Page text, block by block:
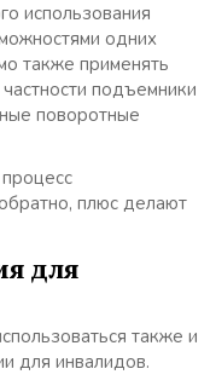
использования
одних
также применять
подъемники
поворотные
плюс делают
для
также и
для инвалидов.